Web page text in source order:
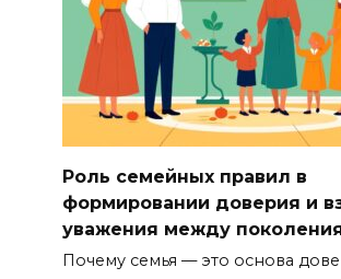
Роль семейных правил в
формировании доверия и
уважения между
Почему семья — это основа